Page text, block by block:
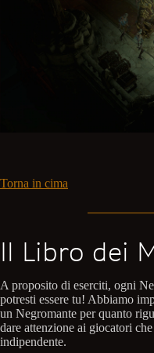
Torna in cima
Il Libro dei
A proposito di eserciti, ogni
potresti essere tu! Abbiamo
un Negromante per quanto
dare attenzione ai giocatori
indipendente.